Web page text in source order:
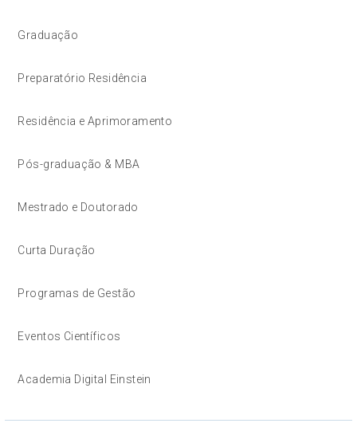
Graduação
Preparatório Residência
Residência e Aprimoramento
Pós-graduação & MBA
Mestrado e Doutorado
Curta Duração
Programas de Gestão
Eventos Científicos
Academia Digital Einstein